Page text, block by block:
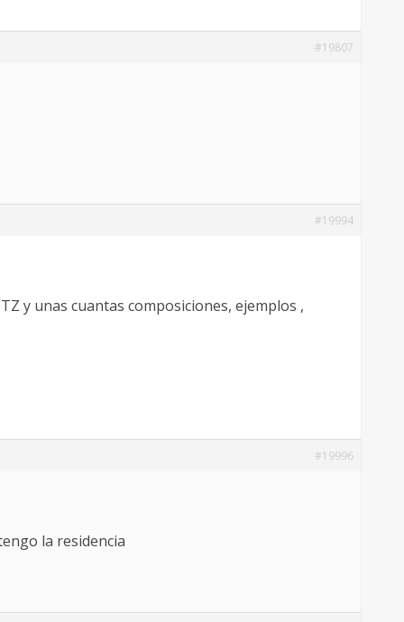
#19807
#19994
y unas cuantas composiciones, ejemplos ,
#19996
la residencia